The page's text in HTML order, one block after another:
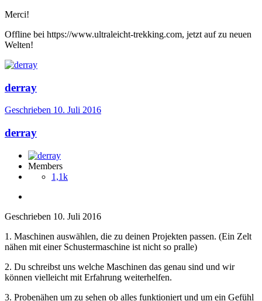
Merci!
Offline bei https://www.ultraleicht-trekking.com, jetzt auf zu neuen
Welten!
derray
Geschrieben 10. Juli 2016
derray
Members
1,1k
Geschrieben 10. Juli 2016
1. Maschinen auswählen, die zu deinen Projekten passen. (Ein Zelt
nähen mit einer Schustermaschine ist nicht so pralle)
2. Du schreibst uns welche Maschinen das genau sind und wir
können vielleicht mit Erfahrung weiterhelfen.
3. Probenähen um zu sehen ob alles funktioniert und um ein Gefühl